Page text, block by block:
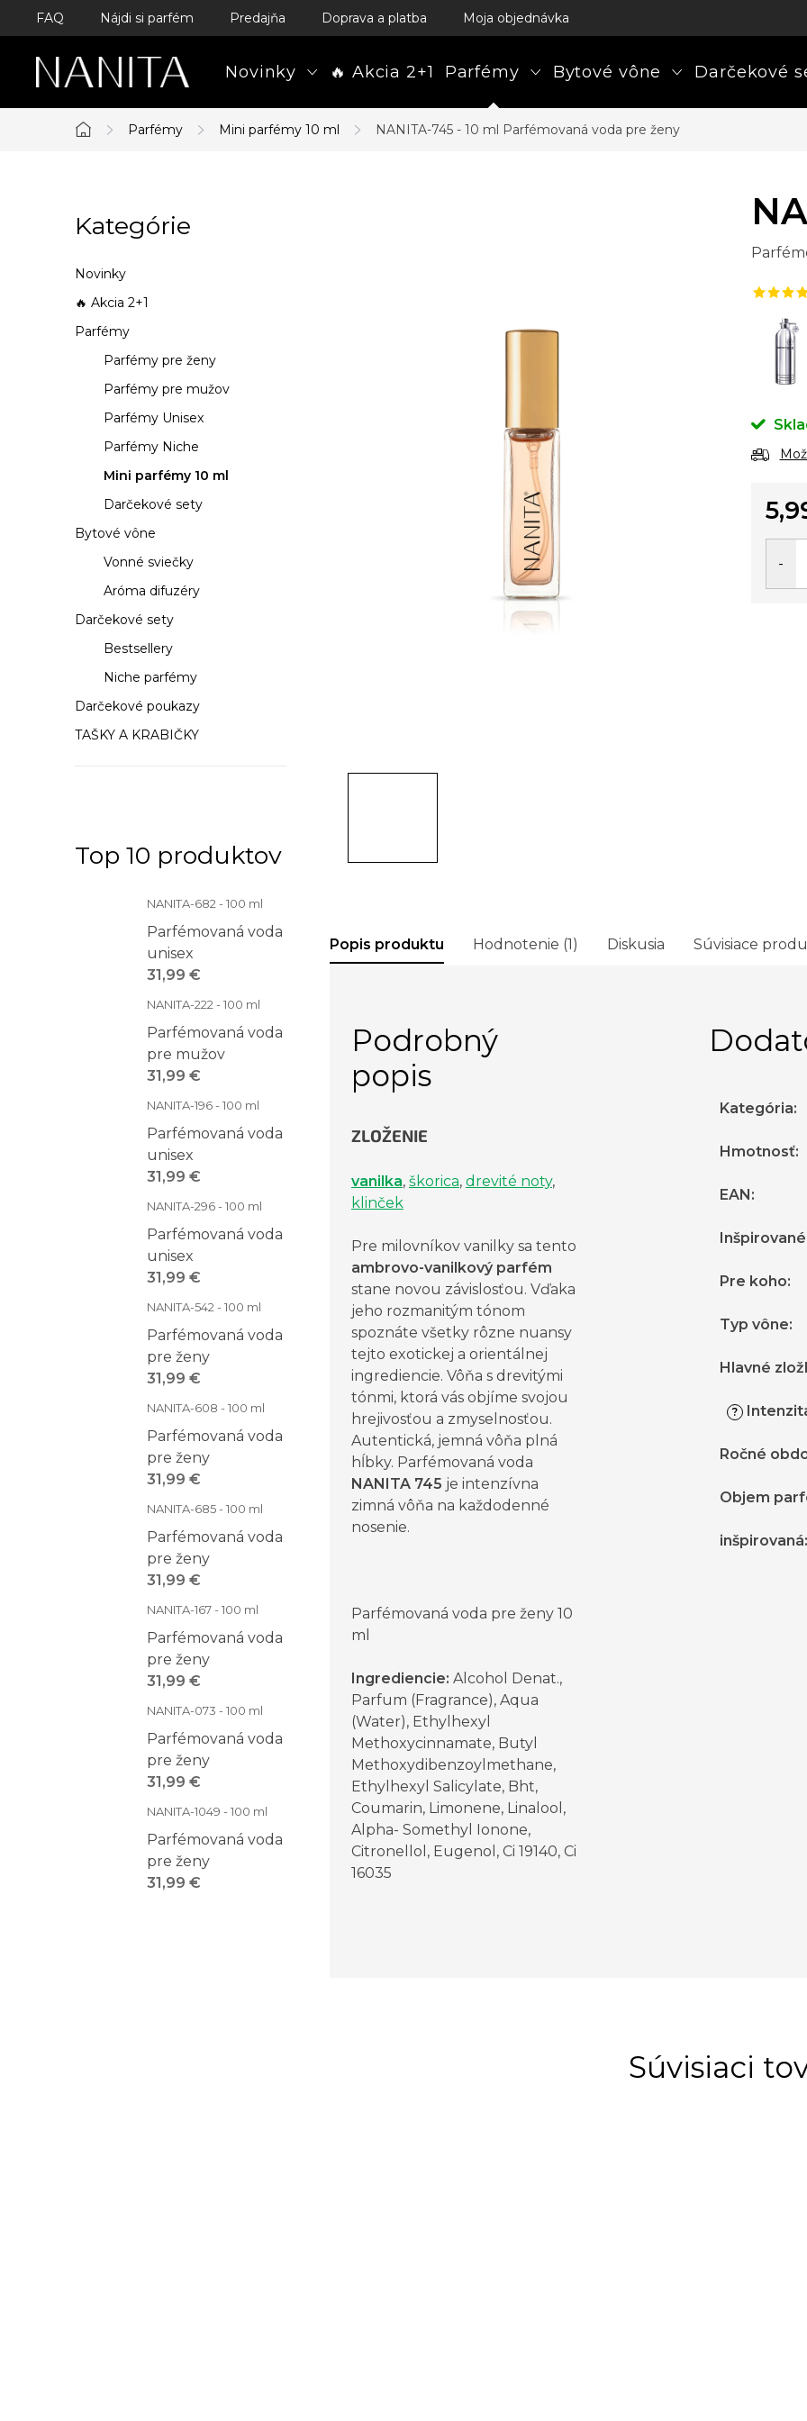
Prejsť
obsah
FAQ Nájdi si parfém Predajňa Doprava a platba Moja objednávka
Novinky 🔥 Akcia 2+1 Parfémy Bytové vône Darčekové
Domov
Parfémy Mini parfémy 10 ml NANITA-745 - 10 ml Parfémovaná voda pre ženy
o
č
n
ý
l
Preskočiť
kategórie
Kategórie
Novinky
🔥 Akcia 2+1
Parfémy
Parfémy pre ženy
Parfémy pre mužov
Parfémy Unisex
Parfémy Niche
Mini parfémy 10 ml
Darčekové sety
Bytové vône
Vonné sviečky
Aróma difuzéry
Darčekové sety
Bestsellery
Niche parfémy
Darčekové poukazy
TAŠKY A KRABIČKY
Top 10 produktov
NANITA-682 - 100 ml
Parfémovaná voda
unisex
31,99 €
NANITA-222 - 100 ml
Parfémovaná voda
pre mužov
31,99 €
NANITA-196 - 100 ml
Parfémovaná voda
unisex
31,99 €
NANITA-296 - 100 ml
Parfémovaná voda
unisex
31,99 €
NANITA-542 - 100 ml
Parfémovaná voda
pre ženy
31,99 €
NANITA-608 - 100 ml
Parfémovaná voda
pre ženy
31,99 €
NANITA-685 - 100 ml
Parfémovaná voda
pre ženy
31,99 €
NANITA-167 - 100 ml
Parfémovaná voda
pre ženy
31,99 €
NANITA-073 - 100 ml
Parfémovaná voda
pre ženy
31,99 €
NANITA-1049 - 100 ml
Parfémovaná voda
pre ženy
31,99 €
Popis produktu Hodnotenie (1) Diskusia Súvisiace
Podrobný
popis
ZLOŽENIE
vanilka, škorica, drevité noty,
klinček
Pre milovníkov vanilky sa tento
ambrovo-vanilkový parfém
stane novou závislosťou. Vďaka
jeho rozmanitým tónom
spoznáte všetky rôzne nuansy
tejto exotickej a orientálnej
ingrediencie. Vôňa s drevitými
tónmi, ktorá vás objíme svojou
hrejivosťou a zmyselnosťou.
Autentická, jemná vôňa plná
hĺbky. Parfémovaná voda
NANITA 745 je intenzívna
zimná vôňa na každodenné
nosenie.
Parfémovaná voda pre ženy 10
ml
Ingrediencie: Alcohol Denat.,
Parfum (Fragrance), Aqua
(Water), Ethylhexyl
Methoxycinnamate, Butyl
Methoxydibenzoylmethane,
Ethylhexyl Salicylate, Bht,
Coumarin, Limonene, Linalool,
Alpha- Somethyl Ionone,
Citronellol, Eugenol, Ci 19140, Ci
16035
Kategória:
Hmotnosť:
EAN :
Pre koho:
Typ vône:
Hlavné
?
Ročné
Objem
inšpirovaná:
Súvisiaci